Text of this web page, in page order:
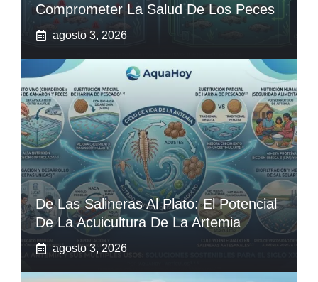
Comprometer La Salud De Los Peces
agosto 3, 2026
De Las Salineras Al Plato: El Potencial
De La Acuicultura De La Artemia
agosto 3, 2026